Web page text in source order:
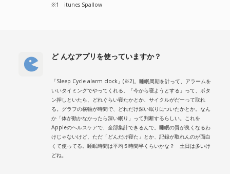
※1 itunes Spallow
ど んなアプリを使っていますか？
「Sleep Cycle alarm clock」(※2)。睡眠周期を計って、アラームを
いいタイミングでやってくれる。「今から寝ようとする」って、ボタ
ン押しといたら、どれぐらい寝たかとか、サイクルがだーって取れ
る。グラフの横軸が時間で、どれだけ深い眠りについたかとか。なん
か「体が動かなかったら深い眠り」って判断するらしい。これを
Appleのヘルスケアで、全部集計できるんで。睡眠の質が良くなるわ
けじゃないけど、ただ「どんだけ寝た」とか、記録が取れんのが面白
くて使ってる。睡眠時間は平均５時間半くらいかな？ 土日は多いけ
どね。